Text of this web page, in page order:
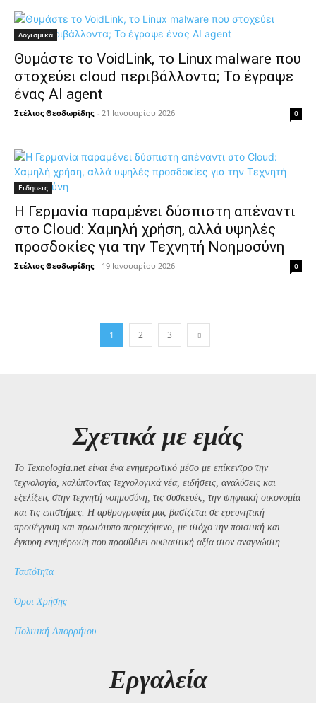
Λογισμικά
Θυμάστε το VoidLink, το Linux malware που
στοχεύει cloud περιβάλλοντα; Το έγραψε
ένας AI agent
Στέλιος Θεοδωρίδης - 21 Ιανουαρίου 2026 0
Ειδήσεις
Η Γερμανία παραμένει δύσπιστη απέναντι
στο Cloud: Χαμηλή χρήση, αλλά υψηλές
προσδοκίες για την Τεχνητή Νοημοσύνη
Στέλιος Θεοδωρίδης - 19 Ιανουαρίου 2026 0
1 2 3
Σχετικά με εμάς
Το Texnologia.net είναι ένα ενημερωτικό μέσο με επίκεντρο την
τεχνολογία, καλύπτοντας τεχνολογικά νέα, ειδήσεις, αναλύσεις και
εξελίξεις στην τεχνητή νοημοσύνη, τις συσκευές, την ψηφιακή οικονομία
και τις επιστήμες. Η αρθρογραφία μας βασίζεται σε ερευνητική
προσέγγιση και πρωτότυπο περιεχόμενο, με στόχο την ποιοτική και
έγκυρη ενημέρωση που προσθέτει ουσιαστική αξία στον αναγνώστη..
Ταυτότητα
Όροι Χρήσης
Πολιτική Απορρήτου
Εργαλεία